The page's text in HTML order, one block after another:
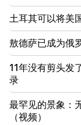
18:34
亚美尼亚希望
18:00
我们将在很长
齐兹扬
17:34
亚美尼亚的天
土耳其可以将美
敖德萨已成为俄
11年没有剪头发
录
最罕见的景象：
（视频）